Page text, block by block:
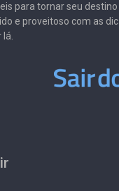
para tornar seu
e proveitoso com as
lá.